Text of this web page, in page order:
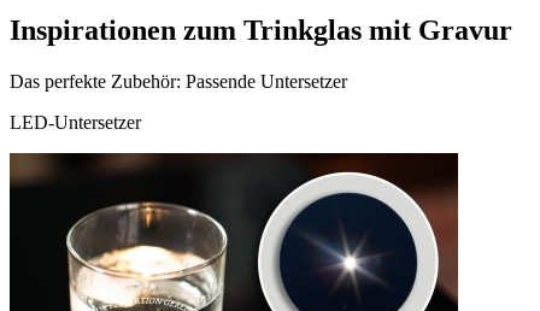
Inspirationen zum Trinkglas mit Gravur
Das perfekte Zubehör: Passende Untersetzer
LED-Untersetzer